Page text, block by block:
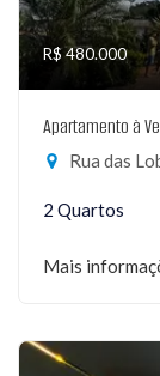
R$ 480.000
Apartamento à
Rua das
2 Quartos
Mais